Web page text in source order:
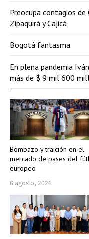
Bombazo y traición en el
mercado de pases del
europeo
6 agosto, 2026
Preocupa contagios
Zipaquirá y Cajicá
Bogotá fantasma
En plena pandemia
más de $ 9 mil 600